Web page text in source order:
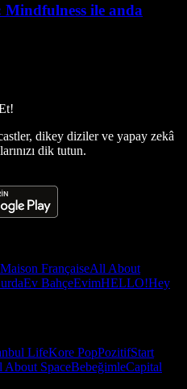
Mindfulness ile anda
dikey diziler ve yapay zekâ
dik tutun.
Maison FrançaiseAll About
Ev BahçeEvimHELLO!Hey
LifeKore PopPozitifStart
About SpaceBebeğimleCapital